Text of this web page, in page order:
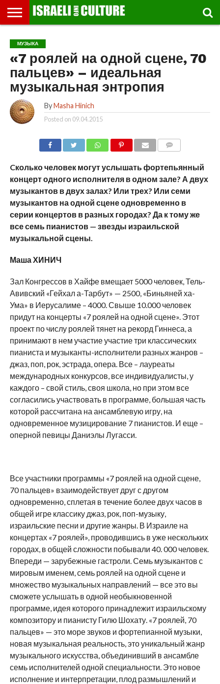
МУЗЕИ
СТРАНА
ФЕСТИВАЛЕЙ
ТЕАТР
КНИГИ.
ТЕКСТЫ
МУЗЫКА
РЕЛИГИЯ/
ИСТОРИЯ
ДВИЖЕНИЕ
ДЕТИ
ВЫХОДНОГО
ДНЯ
МАРШРУТЫ
ПРОГУЛЬЩИКА
ВИДЕО-
РЕЧИ
ВПЕЧАТЛЕНИЯ
ВСТРЕЧИ
И
ЛЕКЦИИ
ИНТЕРВЬЮ
КИНО
TEL
AVIV
GLOBAL
МУЗЫКА
«7 роялей на одной сцене, 70
пальцев» – идеальная
музыкальная энтропия
By Masha Hinich
Posted on 09.04.2015
Cколько человек могут услышать фортепьянный
концерт одного исполнителя в одном зале? А двух
музыкантов в двух залах? Или трех? Или семи
музыкантов на одной сцене одновременно в
серии концертов в разных городах? Да к тому же
все семь пианистов — звезды израильской
музыкальной сцены.
Маша ХИНИЧ
Зал Конгрессов в Хайфе вмещает 5000 человек, Тель-
Авивский «Гейхал а-Тарбут» — 2500, «Биньяней ха-
Ума» в Иерусалиме – 4000. Свыше 10.000 человек
придут на концерты «7 роялей на одной сцене». Этот
проект по числу роялей тянет на рекорд Гиннеса, а
принимают в нем участие участие три классических
пианиста и музыканты-исполнители разных жанров –
джаз, поп, рок, эстрада, опера. Все – лауреаты
международных конкурсов, все индивидуалисты, у
каждого – свой стиль, своя школа, но при этом все
согласились участвовать в программе, большая часть
которой рассчитана на ансамблевую игру, на
одновременное музицирование 7 пианистов. И еще –
оперной певицы Даниэлы Лугасси.
Все участники программы «7 роялей на одной сцене,
70 пальцев» взаимодействует друг с другом
одновременно, сплетая в течение более двух часов в
общей игре классику джаз, рок, поп-музыку,
израильские песни и другие жанры. В Израиле на
концертах «7 роялей», проводившись в уже нескольких
городах, в общей сложности побывали 40. 000 человек.
Впереди — зарубежные гастроли. Семь музыкантов с
мировым именем, семь роялей на одной сцене и
множество музыкальных направлений — все это вы
сможете услышать в одной необыкновенной
программе, идея которого принадлежит израильскому
композитору и пианисту Гилю Шохату. «7 роялей, 70
пальцев» — это море звуков и фортепианной музыки,
новая музыкальная реальность, это уникальный жанр
музыкального искусства, объединивший в ансамбле
семь исполнителей одной специальности. Это новое
исполнение и интерпретации, плод размышлений и